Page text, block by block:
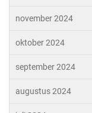
november 2024
oktober 2024
september 2024
augustus 2024